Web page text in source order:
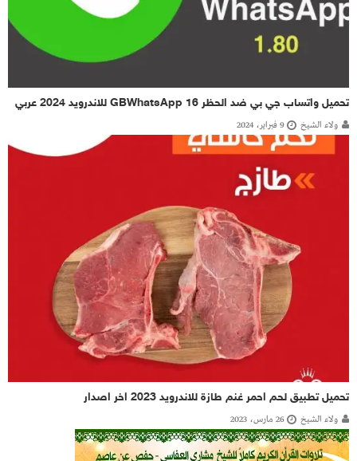
تحميل واتساب جي بي ضد الحظر GBWhatsApp 16 للاندرويد 2024 عربي
ولاء الشيخ 9 فبراير، 2024
تحميل تطبيق لحم احمر غنم طازة للاندرويد 2023 اخر اصدار
ولاء الشيخ 26 مارس، 2023